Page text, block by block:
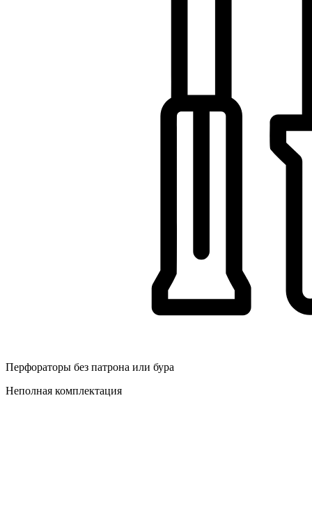
Перфораторы без патрона или бура
Неполная комплектация